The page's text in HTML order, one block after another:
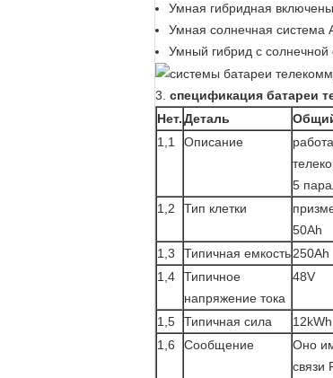
Умная гибридная
Умная солнечная система
Умный гибрид с солнечной
3. спецификация батареи
Нет.Деталь
1,1
Описание
5
1,2
Тип клетки
50Ah
1,3
Типичная емкость250Ah
1,4
Типичное
напряжение тока
48V
1,5 Типичная сила
12kWh
1,6
Сообщение
Оно
связи